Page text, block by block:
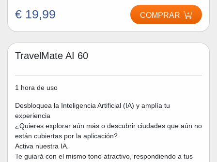
€ 19,99 COMPRAR
TravelMate AI 60
1 hora de uso
Desbloquea la Inteligencia Artificial (IA) y amplía tu
experiencia
¿Quieres explorar aún más o descubrir ciudades que aún no
están cubiertas por la aplicación?
Activa nuestra IA.
Te guiará con el mismo tono atractivo, respondiendo a tus